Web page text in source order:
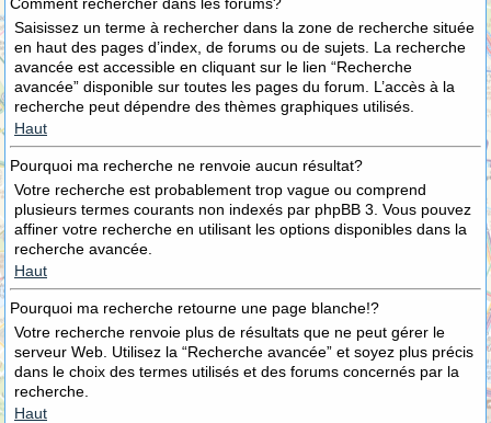
Saisissez un terme à rechercher dans la zone de recherche située
en haut des pages d’index, de forums ou de sujets. La recherche
avancée est accessible en cliquant sur le lien “Recherche
avancée” disponible sur toutes les pages du forum. L’accès à la
recherche peut dépendre des thèmes graphiques utilisés.
Haut
Pourquoi ma recherche ne renvoie aucun résultat?
Votre recherche est probablement trop vague ou comprend
plusieurs termes courants non indexés par phpBB 3. Vous pouvez
affiner votre recherche en utilisant les options disponibles dans la
recherche avancée.
Haut
Pourquoi ma recherche retourne une page blanche!?
Votre recherche renvoie plus de résultats que ne peut gérer le
serveur Web. Utilisez la “Recherche avancée” et soyez plus précis
dans le choix des termes utilisés et des forums concernés par la
recherche.
Haut